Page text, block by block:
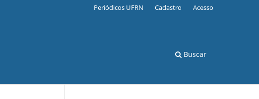
Buscar
Periódicos UFRN Cadastro Acesso